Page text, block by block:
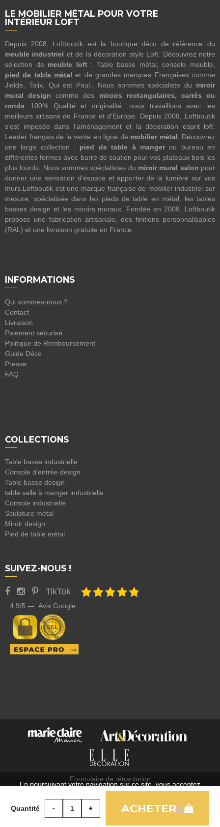
Quantité
LE MOBILIER MÉTAL POUR VOTRE
INTÉRIEUR LOFT
Depuis 2008, Loftboutik est la boutique déco de référence du
meuble industriel et de la décoration style Loft. Découvrez notre
sélection de meuble loft: Table basse métal, console meuble,
pied de table métal et de grandes marques Françaises comme
Jielde, Tolix, Qui est Paul.. Nous sommes spécialiste du miroir
mural design comme des miroirs rectangulaires, carrés ou
ronds...100% Qualité et originalité, nous travaillons avec les
meilleurs artisans de France et d'Europe. Depuis 2008, Loftboutik
s'est imposée dans l'aménagement et la décoration esprit loft.
Leader français de la vente en ligne de mobilier métal. Découvrez
une large collection : pied de table à mangerou bureau en
différentes formes avec barre de soutien pour vos plateaux bois les
plus lourds. Nous sommes spécialistes du miroir mural salon pour
donner une sensation d'espace et apporter de la lumière sur vos
murs.Loftboutik est une marque française de mobilier industriel sur
mesure, spécialisée dans les pieds de table en métal, les tables
basses design et les miroirs muraux. Fondée en 2008, Loftboutik
propose une fabrication artisanale, des finitions personnalisables
(RAL) et une livraison gratuite en France.
INFORMATIONS
Qui sommes-nous ?
Contact
Livraison
Paiement sécurisé
Politique de Remboursement
Guide Déco
Presse
FAQ
COLLECTIONS
Table basse industrielle
Console d'entrée design
Table basse design
table salle à manger industrielle
Console industrielle
Sculpture métal
Miroir design
Pied de table métal
SUIVEZ-NOUS !
TikTok
4.9/5 — Avis Google
Formulaire de rétractation
C.G.V.
Mentions légales
En poursuivant votre navigation sur ce site, vous acceptez